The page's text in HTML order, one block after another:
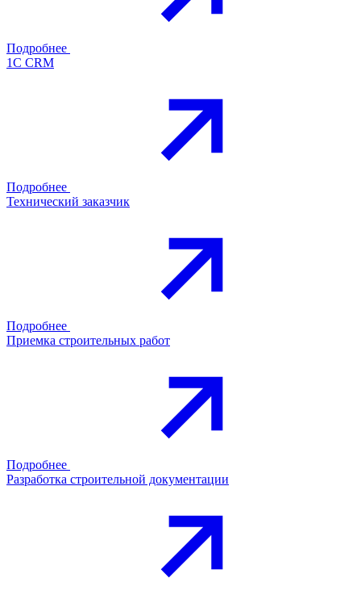
Подробнее
1С CRM
Подробнее
Технический заказчик
Подробнее
Приемка строительных работ
Подробнее
Разработка строительной документации